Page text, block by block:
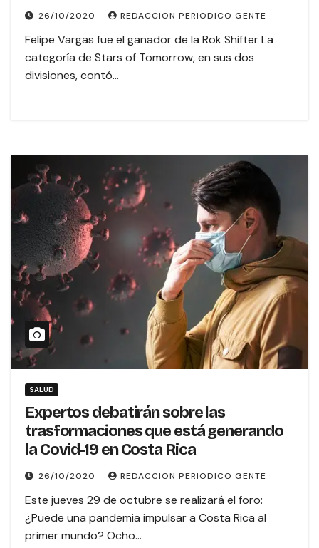
26/10/2020 REDACCION PERIODICO GENTE
Felipe Vargas fue el ganador de la Rok Shifter La
categoría de Stars of Tomorrow, en sus dos
divisiones, contó…
SALUD
Expertos debatirán sobre las
trasformaciones que está generando
la Covid-19 en Costa Rica
26/10/2020 REDACCION PERIODICO GENTE
Este jueves 29 de octubre se realizará el foro:
¿Puede una pandemia impulsar a Costa Rica al
primer mundo? Ocho…